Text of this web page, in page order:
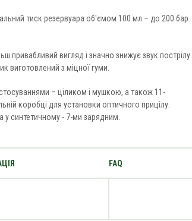
тиск резервуара об'ємом 100 мл – до 200 бар.
привабливий вигляд і значно знижує звук пострілу.
виготовлений з міцної гуми.
– ціликом і мушкою, а також 11-
коробці для установки оптичного прицілу.
у синтетичному - 7-ми зарядним.
FAQ